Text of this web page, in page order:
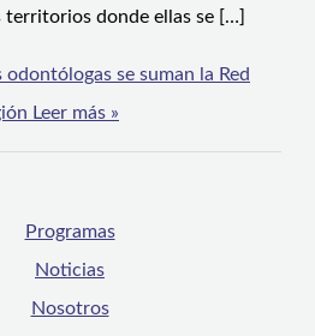
territorios donde ellas se […]
se suman la Red
Leer más »
Programas
Noticias
Nosotros